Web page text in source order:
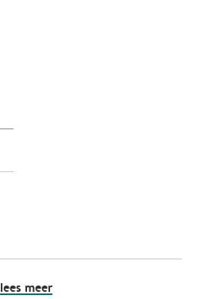
lees meer